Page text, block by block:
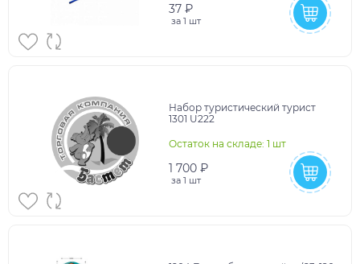
37 ₽
за 1 шт
Набор туристический турист
1301 U222
Остаток на складе: 1 шт
1 700 ₽
за 1 шт